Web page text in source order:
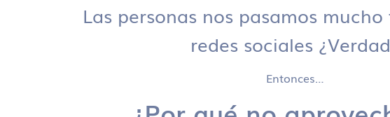
Las personas nos pasamos
redes sociales
Entonces…